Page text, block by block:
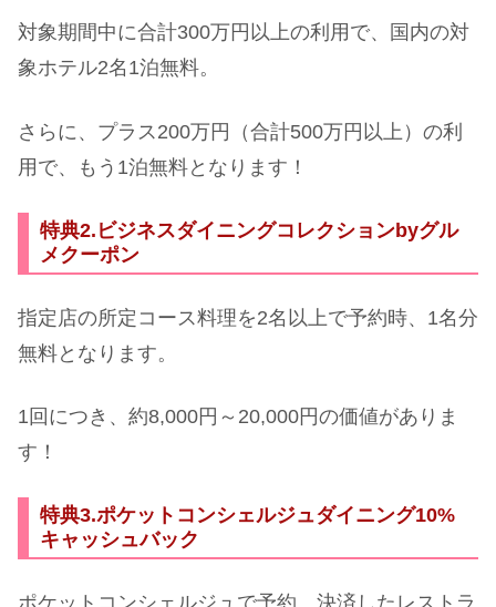
対象期間中に合計300万円以上の利用で、国内の対
象ホテル2名1泊無料。
さらに、プラス200万円（合計500万円以上）の利
用で、もう1泊無料となります！
特典2.ビジネスダイニングコレクションbyグル
メクーポン
指定店の所定コース料理を2名以上で予約時、1名分
無料となります。
1回につき、約8,000円～20,000円の価値がありま
す！
特典3.ポケットコンシェルジュダイニング10%
キャッシュバック
ポケットコンシェルジュで予約、決済したレストラ